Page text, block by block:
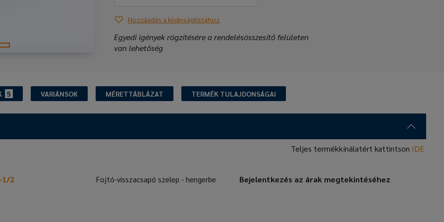
Hozzáadás a kívánságlistához
Egyedi igények rögzítésére a rendelésösszesítő felületen
van lehetőség
5 VARIÁNSOK MÉRETTÁBLÁZAT TERMÉK TULAJDONSÁGAI
Teljes termékkínálatért kattintson IDE
1/2 Fojtó-visszacsapó szelep - hengerbe Bejelentkezés az árak megtekintéséhez